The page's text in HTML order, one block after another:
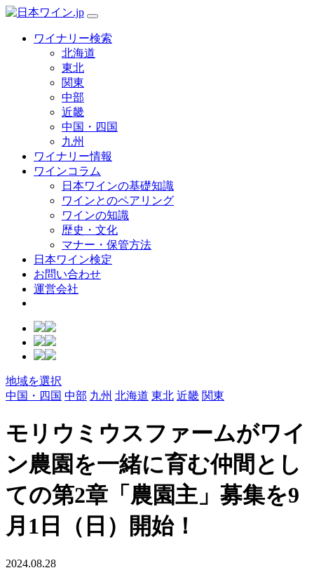
ワイナリー検索
北海道
東北
関東
中部
近畿
中国・四国
九州
ワイナリー情報
ワインコラム
日本ワインの基礎知識
ワインとのペアリング
ワインの知識
歴史・文化
マナー・保管方法
日本ワイン検定
お問い合わせ
運営会社
地域を選択
中国・四国 中部 九州 北海道 東北 近畿 関東
モリウミウスファームがワイ
ン農園を一緒に育む仲間とし
ての第2章「農園主」募集を9
月1日（日）開始！
2024.08.28